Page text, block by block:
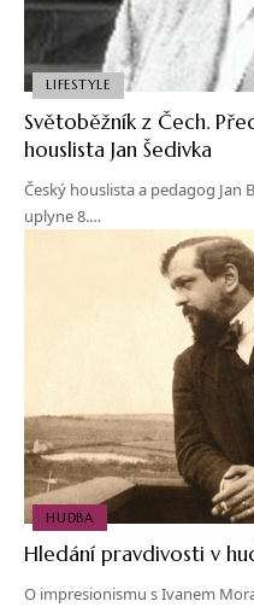
LIFESTYLE
Světoběžník z Čech.
houslista Jan Šedivka
Český houslista a pedagog Jan
uplyne 8.…
HUDBA
Hledání pravdivosti v
O impresionismu s Ivanem